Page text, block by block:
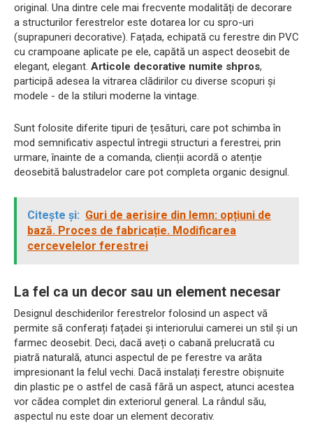
original. Una dintre cele mai frecvente modalități de decorare
a structurilor ferestrelor este dotarea lor cu spro-uri
(suprapuneri decorative). Fațada, echipată cu ferestre din PVC
cu crampoane aplicate pe ele, capătă un aspect deosebit de
elegant, elegant. Articole decorative numite shpros,
participă adesea la vitrarea clădirilor cu diverse scopuri și
modele - de la stiluri moderne la vintage.
Sunt folosite diferite tipuri de țesături, care pot schimba în
mod semnificativ aspectul întregii structuri a ferestrei, prin
urmare, înainte de a comanda, clienții acordă o atenție
deosebită balustradelor care pot completa organic designul.
Citește și: Guri de aerisire din lemn: opțiuni de
bază. Proces de fabricație. Modificarea
cercevelelor ferestrei
La fel ca un decor sau un element necesar
Designul deschiderilor ferestrelor folosind un aspect vă
permite să conferați fațadei și interiorului camerei un stil și un
farmec deosebit. Deci, dacă aveți o cabană prelucrată cu
piatră naturală, atunci aspectul de pe ferestre va arăta
impresionant la felul vechi. Dacă instalați ferestre obișnuite
din plastic pe o astfel de casă fără un aspect, atunci acestea
vor cădea complet din exteriorul general. La rândul său,
aspectul nu este doar un element decorativ.